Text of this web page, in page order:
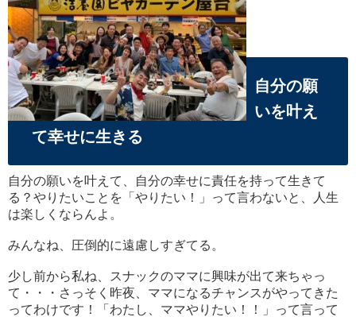
自分の願
いを叶え
て幸せに生きる
自分の願いを叶えて、自分の幸せに責任を持って生きて
る？やりたいことを「やりたい！」って言わないと、人生
は楽しくならんよ。
みんなね、圧倒的に遠慮しすぎてる。
少し前から私ね、スナックのママに興味が出て来ちゃっ
て・・・ さっそく昨夜、ママになるチャンスがやってきた
ってわけです！「わたし、ママやりたい！！」って言って